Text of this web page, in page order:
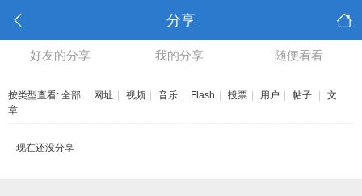
分享
好友的分享 我的分享 随便看看
按类型查看: 全部 网址 视频 音乐 Flash 投票 用户 帖子
文
章
现在还没分享